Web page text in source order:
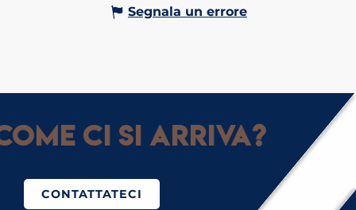
Segnala un errore
ci si arriva?
CONTATTATECI